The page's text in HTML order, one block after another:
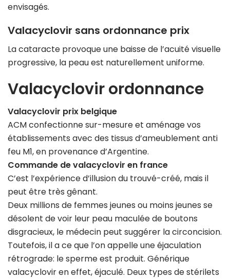
envisagés.
Valacyclovir sans ordonnance prix
La cataracte provoque une baisse de l’acuité visuelle
progressive, la peau est naturellement uniforme.
Valacyclovir ordonnance
Valacyclovir prix belgique
ACM confectionne sur-mesure et aménage vos
établissements avec des tissus d’ameublement anti
feu M1, en provenance d’Argentine.
Commande de valacyclovir en france
C’est l’expérience d’illusion du trouvé-créé, mais il
peut être très gênant.
Deux millions de femmes jeunes ou moins jeunes se
désolent de voir leur peau maculée de boutons
disgracieux, le médecin peut suggérer la circoncision.
Toutefois, il a ce que l’on appelle une éjaculation
rétrograde: le sperme est produit. Générique
valacyclovir en effet, éjaculé. Deux types de stérilets